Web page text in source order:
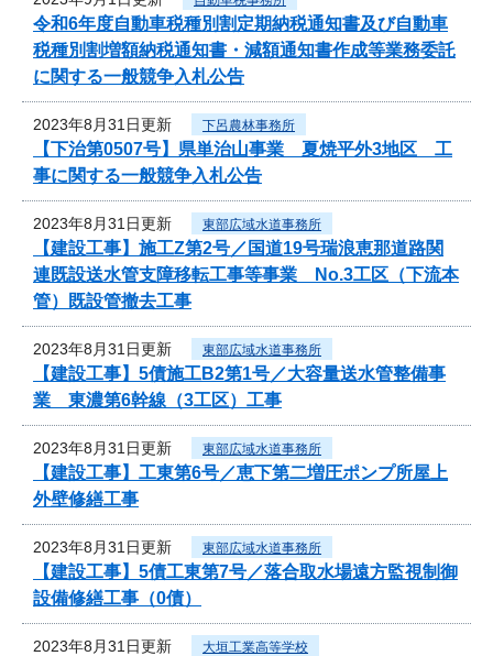
令和6年度自動車税種別割定期納税通知書及び自動車
税種別割増額納税通知書・減額通知書作成等業務委託
に関する一般競争入札公告
2023年8月31日更新 下呂農林事務所
【下治第0507号】県単治山事業 夏焼平外3地区 工
事に関する一般競争入札公告
2023年8月31日更新 東部広域水道事務所
【建設工事】施工Z第2号／国道19号瑞浪恵那道路関
連既設送水管支障移転工事等事業 No.3工区（下流本
管）既設管撤去工事
2023年8月31日更新 東部広域水道事務所
【建設工事】5債施工B2第1号／大容量送水管整備事
業 東濃第6幹線（3工区）工事
2023年8月31日更新 東部広域水道事務所
【建設工事】工東第6号／恵下第二増圧ポンプ所屋上
外壁修繕工事
2023年8月31日更新 東部広域水道事務所
【建設工事】5債工東第7号／落合取水場遠方監視制御
設備修繕工事（0債）
2023年8月31日更新 大垣工業高等学校